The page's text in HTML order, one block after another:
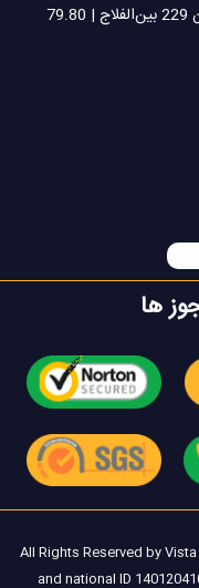
دفتر عمان: مرکز بین‌المللی مسقط | خیابان 229 بین‌الفلاج | 79.80
ها
All Rights Reserved by
and national ID